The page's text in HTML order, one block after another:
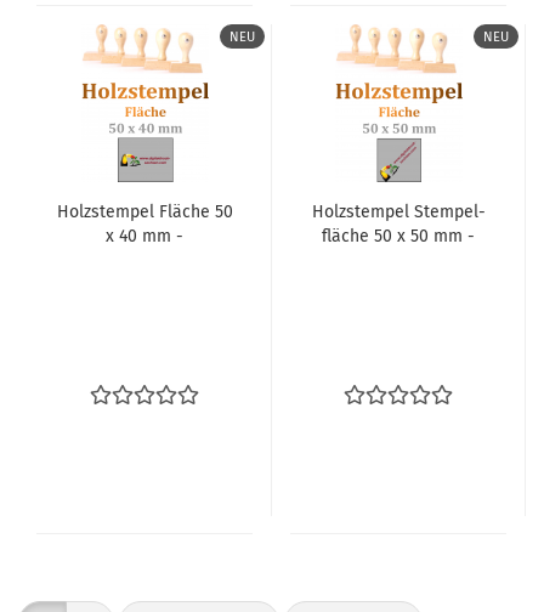
NEU
Holz­stem­pel Flä­che 50
x 40 mm -
NEU
Holz­stem­pel Stem­pel­
flä­che 50 x 50 mm -